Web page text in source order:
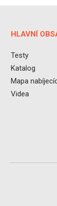
HLAVNÍ
Testy
Katalog
Mapa
Videa